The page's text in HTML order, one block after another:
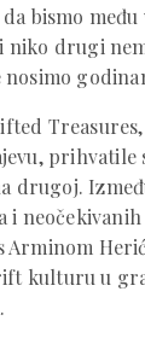
bismo
drugi
prihvatile
drugoj.
i
Arminom
kulturu u